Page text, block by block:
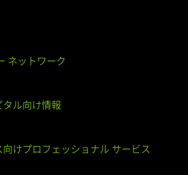
ネットワーク
ル向け情報
けプロフェッショナル サービス